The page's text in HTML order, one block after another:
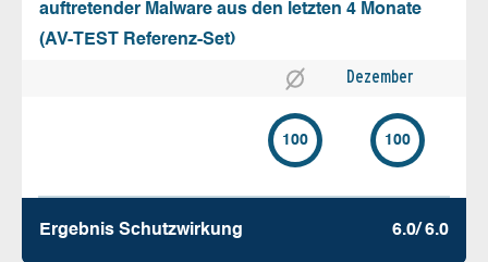
auftretender Malware aus den letzten 4 Monate
(AV-TEST Referenz-Set)
Dezember
100 100
Ergebnis Schutz­wirkung 6.0/ 6.0